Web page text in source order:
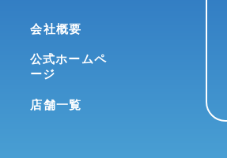
会社概要
公式ホームペ
ージ
店舗一覧